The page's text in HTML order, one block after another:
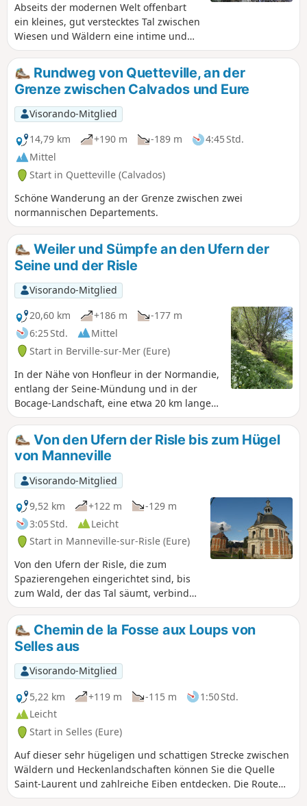
Abseits der modernen Welt offenbart
ein kleines, gut verstecktes Tal zwischen
Wiesen und Wäldern eine intime und
authentische Normandie mit prächtigen
Bäumen, Hohlwegen, frischen Quellen,
typischen Strohdachhäusern und
hügeligen Landschaften. Diese Route ist
nicht markiert, daher der Name
„geheimer Spaziergang”:
Geolokalisierung wird daher empfohlen.
Rundweg von Quetteville, an der
Grenze zwischen Calvados und Eure
Visorando-Mitglied
14,79 km
+190 m -189 m
4:45 Std.
Mittel
Start in Quetteville (Calvados)
Schöne Wanderung an der Grenze zwischen zwei
normannischen Departements.
Weiler und Sümpfe an den Ufern der
Seine und der Risle
Visorando-Mitglied
20,60 km
+186 m
-177 m
6:25 Std.
Mittel
Start in Berville-sur-Mer (Eure)
In der Nähe von Honfleur in der Normandie,
entlang der Seine-Mündung und in der
Bocage-Landschaft, eine etwa 20 km lange
Wanderung auf Wegen mit majestätischen
Ausblicken.
Von den Ufern der Risle bis zum Hügel
von Manneville
Visorando-Mitglied
9,52 km
+122 m
-129 m
3:05 Std.
Leicht
Start in Manneville-sur-Risle (Eure)
Von den Ufern der Risle, die zum
Spazierengehen eingerichtet sind, bis
zum Wald, der das Tal säumt, verbindet
diese abwechslungsreiche Tour das
Wohnviertel Manneville mit der Stadt
Pont-Audemer. Sie bietet einen schönen
Spaziergang in der Normandie
zwischen Stadt und Land mit
interessantem Kulturerbe und schönen
Ausblicken. Die Route ist nicht
vollständig markiert (Geolokalisierung
mit Visorando empfohlen), folgt jedoch
teilweise demGR® 224 und dem gelb
markierten Chemin des Résistants.
Chemin de la Fosse aux Loups von
Selles aus
Visorando-Mitglied
5,22 km
+119 m -115 m
1:50 Std.
Leicht
Start in Selles (Eure)
Auf dieser sehr hügeligen und schattigen Strecke zwischen
Wäldern und Heckenlandschaften können Sie die Quelle
Saint-Laurent und zahlreiche Eiben entdecken. Die Route
folgt genau einem gut markierten PR®-Wanderweg in Blau,